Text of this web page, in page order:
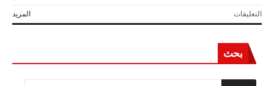
المزيد التعليقاتعلى
أماكن
المصريين
بحث